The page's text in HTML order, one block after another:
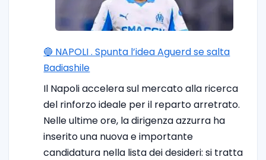
🔵 NAPOLI . Spunta l’idea Aguerd se salta
Badiashile
Il Napoli accelera sul mercato alla ricerca
del rinforzo ideale per il reparto arretrato.
Nelle ultime ore, la dirigenza azzurra ha
inserito una nuova e importante
candidatura nella lista dei desideri: si tratta